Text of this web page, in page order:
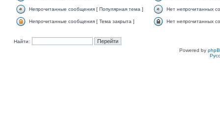
Непрочитанные сообщения [ Популярная тема ] Нет непрочитанных
Непрочитанные сообщения [ Тема закрыта ] Нет непрочитанных
Найти:
Powered by